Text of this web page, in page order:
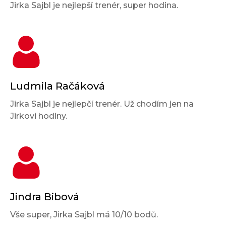
Jirka Sajbl je nejlepší trenér, super hodina.
Ludmila Račáková
Jirka Sajbl je nejlepčí trenér. Už chodím jen na
Jirkovi hodiny.
Jindra Bibová
Vše super, Jirka Sajbl má 10/10 bodů.